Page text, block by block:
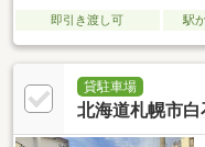
即引き渡し可 駅
貸駐車場
北海道札幌市